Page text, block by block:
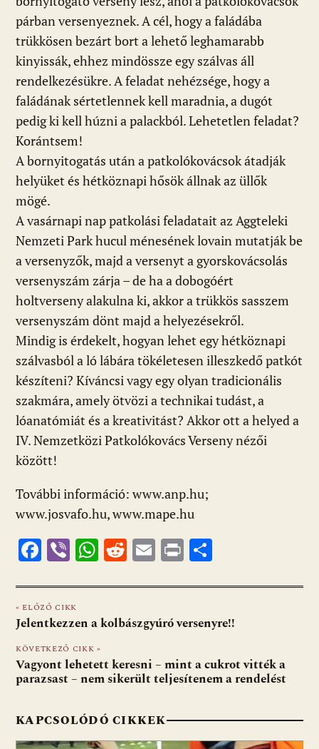
párban versenyeznek. A cél, hogy a faládába
trükkösen bezárt bort a lehető leghamarabb
kinyissák, ehhez mindössze egy szálvas áll
rendelkezésükre. A feladat nehézsége, hogy a
faládának sértetlennek kell maradnia, a dugót
pedig ki kell húzni a palackból. Lehetetlen feladat?
Korántsem!
A bornyitogatás után a patkolókovácsok átadják
helyüket és hétköznapi hősök állnak az üllők
mögé.
A vasárnapi nap patkolási feladatait az Aggteleki
Nemzeti Park hucul ménesének lovain mutatják be
a versenyzők, majd a versenyt a gyorskovácsolás
versenyszám zárja – de ha a dobogóért
holtverseny alakulna ki, akkor a trükkös sasszem
versenyszám dönt majd a helyezésekről.
Mindig is érdekelt, hogyan lehet egy hétköznapi
szálvasból a ló lábára tökéletesen illeszkedő patkót
készíteni? Kíváncsi vagy egy olyan tradicionális
szakmára, amely ötvözi a technikai tudást, a
lóanatómiát és a kreativitást? Akkor ott a helyed a
IV. Nemzetközi Patkolókovács Verseny nézői
között!
További információ: www.anp.hu;
www.josvafo.hu, www.mape.hu
F
e
b
o
o
k
Vi
er
W
at
s
A
p
p
R
d
di
E
ai
l
Pr
t za
m
g
« ELŐZŐ CIKK
Jelentkezzen a kolbászgyúró versenyre!!
KÖVETKEZŐ CIKK »
Vagyont lehetett keresni – mint a cukrot vitték a
parazsast – nem sikerült teljesítenem a rendelést
KAPCSOLÓDÓ CIKKEK